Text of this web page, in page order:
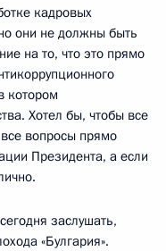
кадровых
они не должны быть
на то, что это прямо
котором
Хотел бы, чтобы все
вопросы прямо
Президента, а если
заслушать,
«Булгария».